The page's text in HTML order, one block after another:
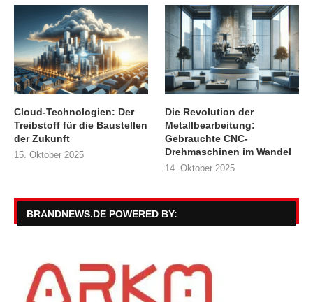
Cloud-Technologien: Der
Treibstoff für die Baustellen
der Zukunft
15. Oktober 2025
Die Revolution der
Metallbearbeitung:
Gebrauchte CNC-
Drehmaschinen im Wandel
14. Oktober 2025
BRANDNEWS.DE POWERED BY: